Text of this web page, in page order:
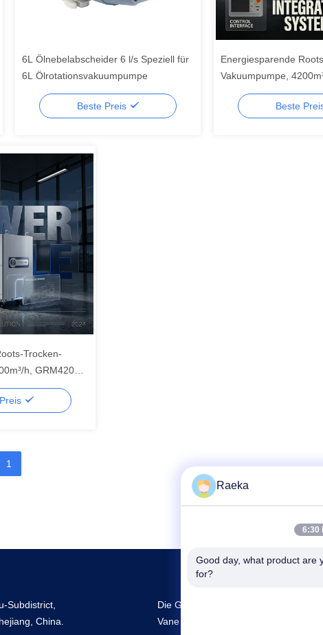
6L Ölnebelabscheider 6 l/s Speziell für
6L Ölrotationsvakuumpumpe
Beste Preis
Energiesparende
Vakuumpumpe,
ETL für die Industrie
Beste
Trocken-
h, GRM4201-
1
Subdistrict,
China.
Die Größte FuE- Und
Vane Vacuum Pump Lieferant In China
Raeka
6:30
Good day, what product are
for?